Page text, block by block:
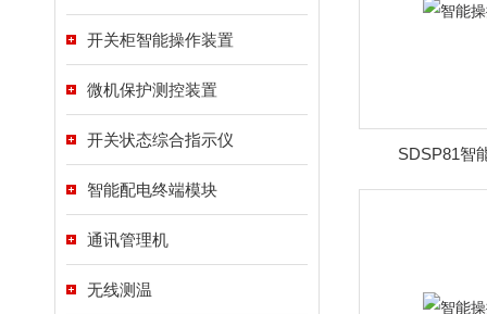
开关柜智能操作装置
微机保护测控装置
开关状态综合指示仪
智能配电终端模块
通讯管理机
无线测温
SDSP81智